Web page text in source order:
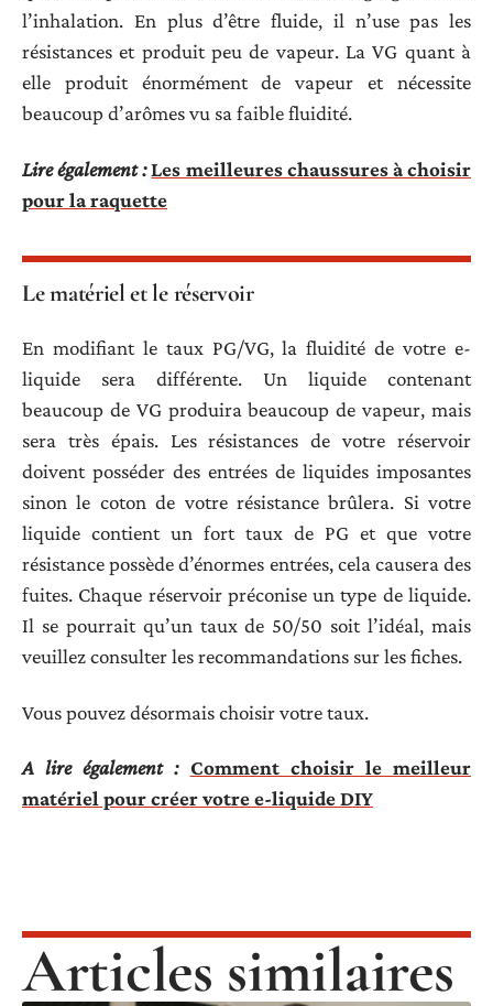
l’inhalation. En plus d’être fluide, il n’use pas les
résistances et produit peu de vapeur. La VG quant à
elle produit énormément de vapeur et nécessite
beaucoup d’arômes vu sa faible fluidité.
Lire également :Les meilleures chaussures à choisir
pour la raquette
Le matériel et le réservoir
En modifiant le taux PG/VG, la fluidité de votre e-
liquide sera différente. Un liquide contenant
beaucoup de VG produira beaucoup de vapeur, mais
sera très épais. Les résistances de votre réservoir
doivent posséder des entrées de liquides imposantes
sinon le coton de votre résistance brûlera. Si votre
liquide contient un fort taux de PG et que votre
résistance possède d’énormes entrées, cela causera des
fuites. Chaque réservoir préconise un type de liquide.
Il se pourrait qu’un taux de 50/50 soit l’idéal, mais
veuillez consulter les recommandations sur les fiches.
Vous pouvez désormais choisir votre taux.
A lire également : Comment choisir le meilleur
matériel pour créer votre e-liquide DIY
Articles similaires